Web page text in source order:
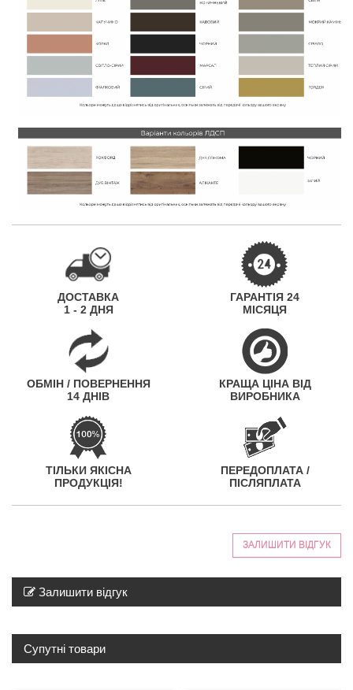
ДОСТАВКА
1 - 2 ДНЯ
ГАРАНТІЯ 24
МІСЯЦЯ
ОБМІН / ПОВЕРНЕННЯ
14 ДНІВ
КРАЩА ЦІНА ВІД
ВИРОБНИКА
ТІЛЬКИ ЯКІСНА
ПРОДУКЦІЯ!
ПЕРЕДОПЛАТА /
ПІСЛЯПЛАТА
ЗАЛИШИТИ ВІДГУК
Залишити відгук
Супутні товари